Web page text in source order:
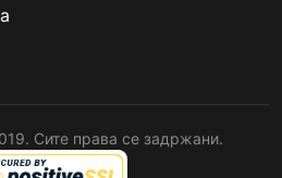
Сите права се задржани.